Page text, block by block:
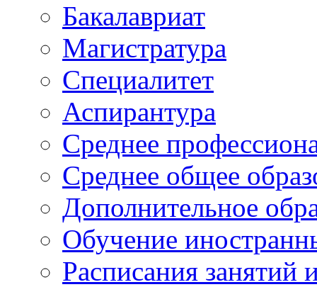
Бакалавриат
Магистратура
Специалитет
Аспирантура
Среднее
Среднее общее
Дополнительное
Обучение
Расписания занятий